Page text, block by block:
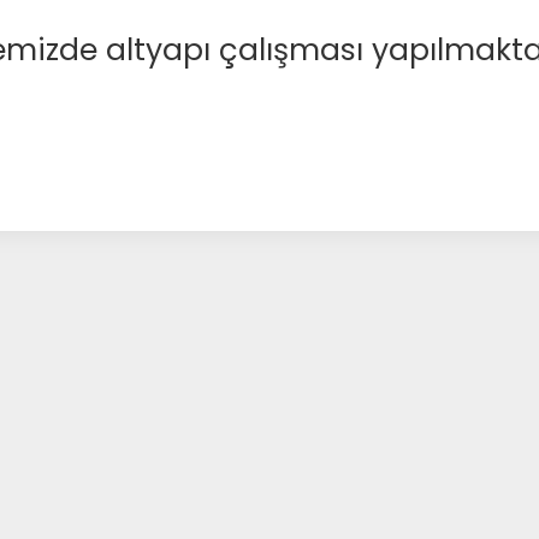
altyapı çalışması